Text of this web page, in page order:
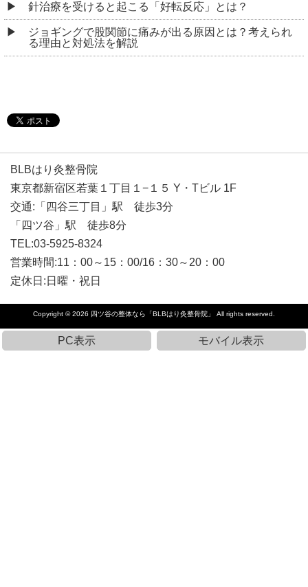
針治療を受けると起こる「好転反応」とは？
ジョギングで股関節に痛みが出る原因とは？考えられ
る理由と対処法を解説
BLBはり灸整骨院
東京都新宿区若葉１丁目１−１５ Y・Tビル 1F
交通:「四谷三丁目」駅 徒歩3分
「四ツ谷」駅 徒歩8分
TEL:03-5925-8324
営業時間:11：00～15：00/16：30～20：00
定休日:日曜・祝日
Copyright © 2026 四ツ谷の整体なら「BLBはり灸整骨院」 All rights reserved.
PC表示 モバイル表示